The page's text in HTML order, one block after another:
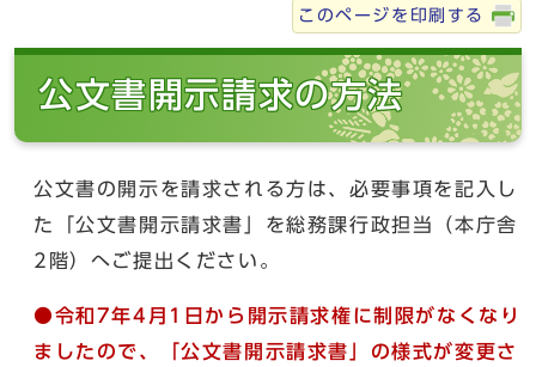
このページを印刷する
公文書開示請求の方法
公文書の開示を請求される方は、必要事項を記入し
た「公文書開示請求書」を総務課行政担当（本庁舎
2階）へご提出ください。
●令和7年4月1日から開示請求権に制限がなくなり
ましたので、「公文書開示請求書」の様式が変更さ